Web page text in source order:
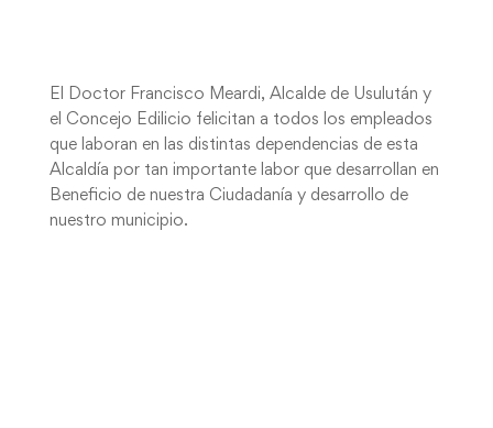
El Doctor Francisco Meardi, Alcalde de Usulután y
el Concejo Edilicio felicitan a todos los empleados
que laboran en las distintas dependencias de esta
Alcaldía por tan importante labor que desarrollan en
Beneficio de nuestra Ciudadanía y desarrollo de
nuestro municipio.